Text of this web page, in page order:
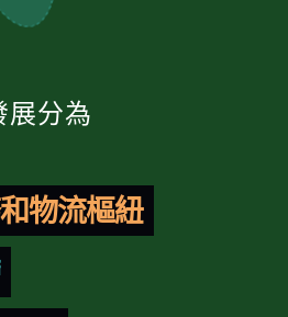
展分為
物流樞紐